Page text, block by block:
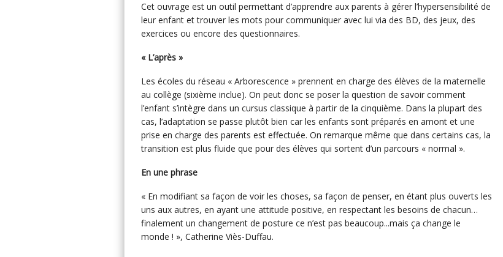
Cet ouvrage est un outil permettant d’apprendre aux parents à gérer l’hypersensibilité de
leur enfant et trouver les mots pour communiquer avec lui via des BD, des jeux, des
exercices ou encore des questionnaires.
« L’après »
Les écoles du réseau « Arborescence » prennent en charge des élèves de la maternelle
au collège (sixième inclue). On peut donc se poser la question de savoir comment
l’enfant s’intègre dans un cursus classique à partir de la cinquième. Dans la plupart des
cas, l’adaptation se passe plutôt bien car les enfants sont préparés en amont et une
prise en charge des parents est effectuée. On remarque même que dans certains cas, la
transition est plus fluide que pour des élèves qui sortent d’un parcours « normal ».
En une phrase
« En modifiant sa façon de voir les choses, sa façon de penser, en étant plus ouverts les
uns aux autres, en ayant une attitude positive, en respectant les besoins de chacun…
finalement un changement de posture ce n’est pas beaucoup...mais ça change le
monde ! », Catherine Viès-Duffau.